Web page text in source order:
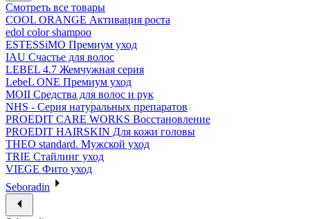
Смотреть все товары
COOL ORANGE Активация роста
edol color shampoo
ESTESSiMO Премиум уход
IAU Счастье для волос
LEBEL 4.7 Жемчужная серия
LebeL ONE Премиум уход
MOII Средства для волос и рук
NHS - Серия натуральных препаратов
PROEDIT CARE WORKS Восстановление
PROEDIT HAIRSKIN Для кожи головы
THEO standard. Мужской уход
TRIE Стайлинг уход
VIEGE Фито уход
Seboradin